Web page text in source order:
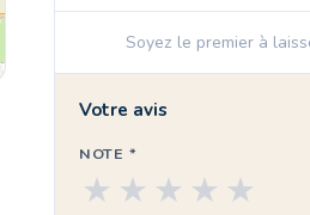
Soyez le premier à
Votre avis
NOTE *
★
★
★
★
★